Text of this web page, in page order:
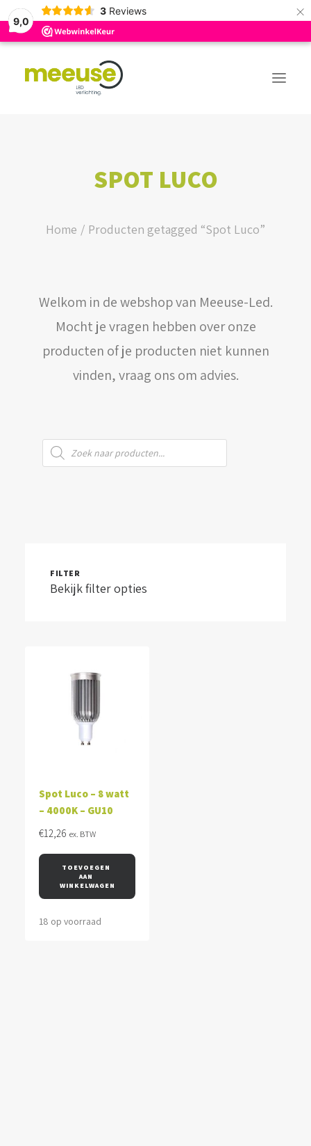
9,0
3 Reviews ×
BUDGET ASSORTIMENT
WEBSHOP
LOGIN / REGISTER
WINKELWAGEN
SPOT LUCO
Home Producten getagged “Spot Luco”
Welkom in de webshop van Meeuse-Led.
Mocht je vragen hebben over onze
producten of je producten niet kunnen
vinden, vraag ons om advies.
Producten
zoeken
FILTER
Bekijk filter opties
Spot Luco – 8 watt
– 4000K – GU10
€12,26 ex. BTW
TOEVOEGEN
AAN
WINKELWAGEN
18 op voorraad